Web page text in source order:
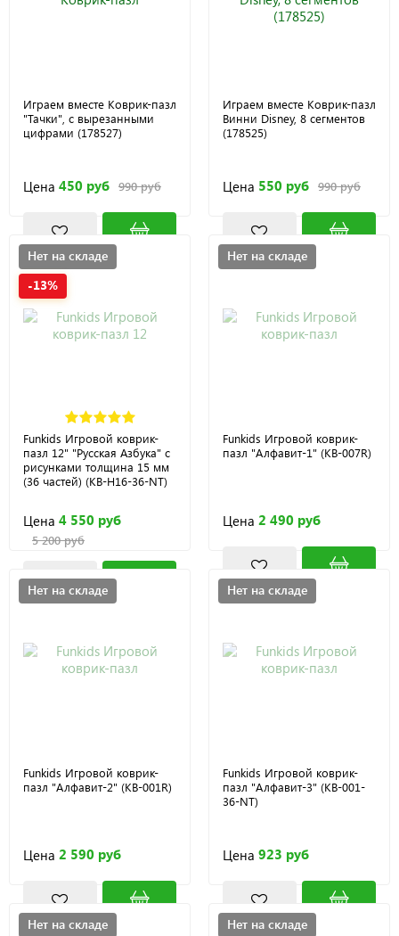
Играем вместе Коврик-пазл
"Тачки", с вырезанными
цифрами (178527)
Цена 450 руб 990 руб
Играем вместе Коврик-пазл
Винни Disney, 8 сегментов
(178525)
Цена 550 руб 990 руб
Нет на складе
-13%
Funkids Игровой коврик-
пазл 12" "Русская Азбука" с
рисунками толщина 15 мм
(36 частей) (KB-H16-36-NT)
Цена 4 550 руб
5 200 руб
Нет на складе
Funkids Игровой коврик-
пазл "Алфавит-1" (KB-007R)
Цена 2 490 руб
Нет на складе
Funkids Игровой коврик-
пазл "Алфавит-2" (KB-001R)
Цена 2 590 руб
Нет на складе
Funkids Игровой коврик-
пазл "Алфавит-3" (KB-001-
36-NT)
Цена 923 руб
Нет на складе
Нет на складе